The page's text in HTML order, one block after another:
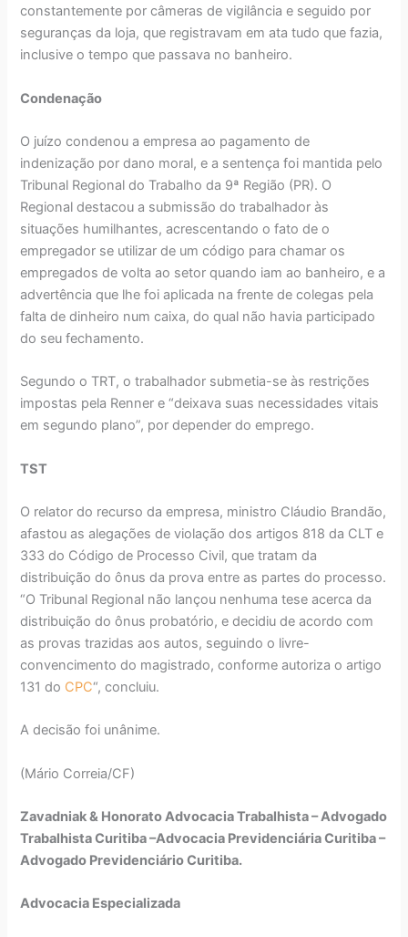
constantemente por câmeras de vigilância e seguido por
seguranças da loja, que registravam em ata tudo que fazia,
inclusive o tempo que passava no banheiro.
Condenação
O juízo condenou a empresa ao pagamento de
indenização por dano moral, e a sentença foi mantida pelo
Tribunal Regional do Trabalho da 9ª Região (PR). O
Regional destacou a submissão do trabalhador às
situações humilhantes, acrescentando o fato de o
empregador se utilizar de um código para chamar os
empregados de volta ao setor quando iam ao banheiro, e a
advertência que lhe foi aplicada na frente de colegas pela
falta de dinheiro num caixa, do qual não havia participado
do seu fechamento.
Segundo o TRT, o trabalhador submetia-se às restrições
impostas pela Renner e “deixava suas necessidades vitais
em segundo plano”, por depender do emprego.
TST
O relator do recurso da empresa, ministro Cláudio Brandão,
afastou as alegações de violação dos artigos 818 da CLT e
333 do Código de Processo Civil, que tratam da
distribuição do ônus da prova entre as partes do processo.
“O Tribunal Regional não lançou nenhuma tese acerca da
distribuição do ônus probatório, e decidiu de acordo com
as provas trazidas aos autos, seguindo o livre-
convencimento do magistrado, conforme autoriza o artigo
131 do CPC“, concluiu.
A decisão foi unânime.
(Mário Correia/CF)
Zavadniak & Honorato Advocacia Trabalhista – Advogado
Trabalhista Curitiba –Advocacia Previdenciária Curitiba –
Advogado Previdenciário Curitiba.
Advocacia Especializada